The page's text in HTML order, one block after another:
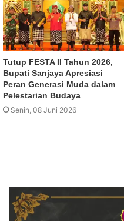
Tutup FESTA II Tahun 2026,
Bupati Sanjaya Apresiasi
Peran Generasi Muda dalam
Pelestarian Budaya
Senin, 08 Juni 2026